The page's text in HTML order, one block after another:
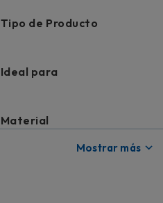
Tipo de Producto
Ideal para
Material
Mostrar más